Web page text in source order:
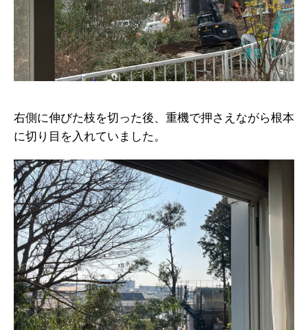
右側に伸びた枝を切った後、重機で押さえながら根本
に切り目を入れていました。